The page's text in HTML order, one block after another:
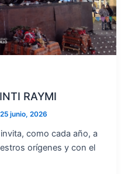
RAYMI
25 junio, 2026
como cada año, a
orígenes y con el